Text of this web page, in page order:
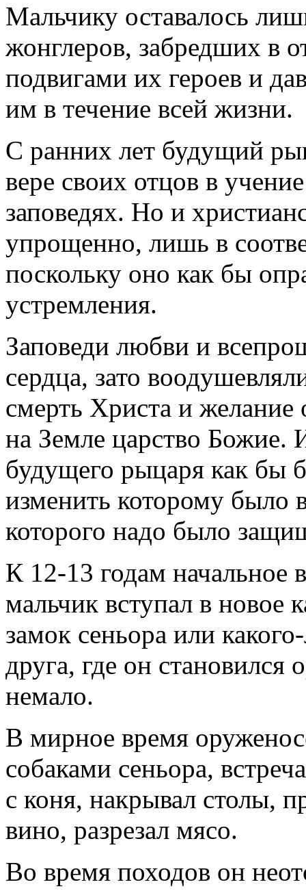
Мальчику оставалось
жонглеров, забредших в
подвигами их героев и
им в течение всей жизни.
С ранних лет будущий
вере своих отцов в
заповедях. Но и
упрощенно, лишь в
поскольку оно как бы
устремления.
Заповеди любви и
сердца, зато
смерть Христа и
на Земле царство Божие.
будущего рыцаря как бы
изменить которому
которого надо было
К 12-13 годам начальное
мальчик вступал в новое
замок сеньора или
друга, где он
немало.
В мирное время
собаками сеньора,
с коня, накрывал столы,
вино, разрезал мясо.
Во время походов он